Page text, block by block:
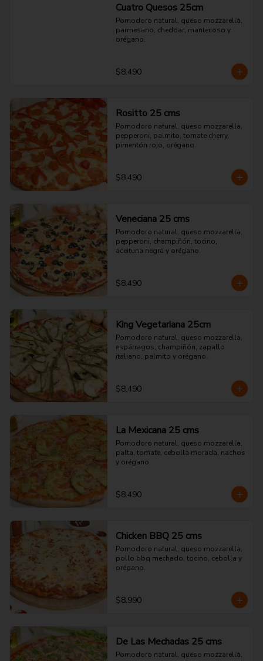
Cuatro Quesos 25cm
Pomodoro natural, queso mozzarella,
parmesano, cheddar, mantecoso y
orégano.
$8.490
Rositto 25 cms
Pomodoro natural, queso mozzarella,
pepperoni, palmito, tomate cherry,
pimentón rojo, orégano.
$8.490
Veneciana 25 cms
Pomodoro natural, queso mozzarella,
pepperoni, champiñón, tocino,
aceituna negra y orégano.
$8.490
King Vegetariana 25cm
Pomodoro natural, queso mozzarella,
espárragos, champiñón, zapallo
italiano, palmito y orégano.
$8.490
La Mexicana 25 cms
Pomodoro natural, queso mozzarella,
palta, tomate, cebolla morada, nachos
y orégano.
$8.490
Chicken BBQ 25 cms
Pomodoro natural, queso mozzarella,
pollo bbq mechado, tocino, cebolla y
orégano.
$8.990
De Las Mechadas 25 cms
Pomodoro natural, queso mozzarella,